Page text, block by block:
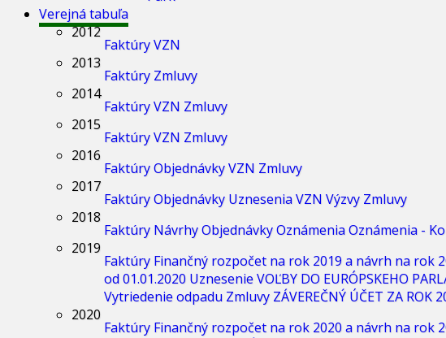
Verejná tabuľa
2012
FaktúryVZN
2013
Faktúry Zmluvy
2014
FaktúryVZN Zmluvy
2015
FaktúryVZN Zmluvy
2016
FaktúryObjednávkyVZN Zmluvy
2017
FaktúryObjednávky UzneseniaVZN Výzvy Zmluvy
2018
Faktúry NávrhyObjednávkyOznámeniaOznámenia -
2019
Faktúry Finančný rozpočet na rok 2019 a návrh na rok
od 01.01.2020 UznesenieVOĽBY DO EURÓPSKEHO
Vytriedenie odpadu Zmluvy ZÁVEREČNÝ ÚČET ZA ROK
2020
Faktúry Finančný rozpočet na rok 2020 a návrh na rok